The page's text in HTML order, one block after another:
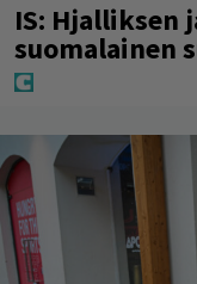
IS: Hjalliksen
suomalainen